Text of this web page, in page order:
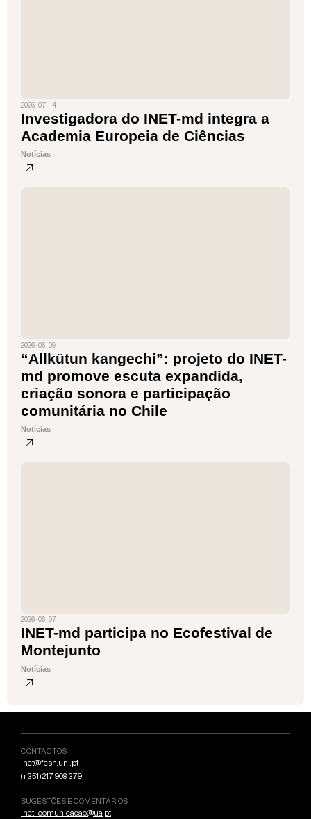
2026 · 07 · 14
Investigadora do INET-md integra a
Academia Europeia de Ciências
Notícias
2026 · 06 · 09
“Allkütun kangechi”: projeto do INET-
md promove escuta expandida,
criação sonora e participação
comunitária no Chile
Notícias
2026 · 06 · 07
INET-md participa no Ecofestival de
Montejunto
Notícias
CONTACTOS
inet@fcsh.unl.pt
(+351) 217 908 379
SUGESTÕES E COMENTÁRIOS
inet-comunicacao@ua.pt